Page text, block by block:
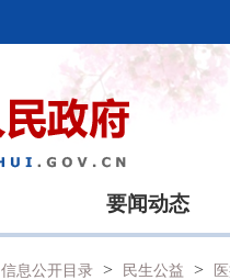
要闻动态
信息公开目录 > 民生公益 >